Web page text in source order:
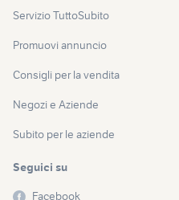
Servizio TuttoSubito
Promuovi annuncio
Consigli per la vendita
Negozi e Aziende
Subito per le aziende
Seguici su
Facebook